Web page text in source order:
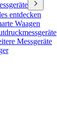
entdecken
Waagen
Messgeräte